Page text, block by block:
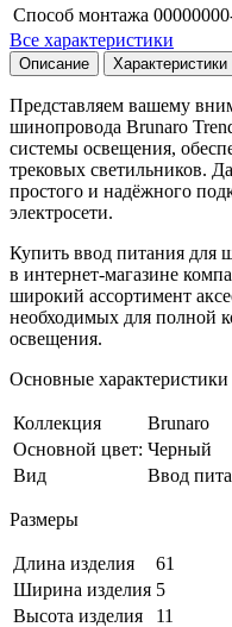
Способ монтажа
Все характеристики
Описание Характеристики
Представляем вашему
шинопровода Brunaro
системы освещения,
трековых светильников.
простого и надёжного
электросети.
Купить ввод питания для
в интернет-магазине
широкий ассортимент
необходимых для полной
освещения.
Основные характеристики
Коллекция
Brunaro
Основной цвет: Черный
Вид
Ввод
Размеры
Длина изделия
61
Ширина изделия 5
Высота изделия
11